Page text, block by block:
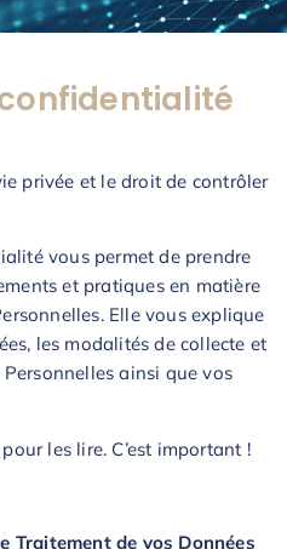
privée et le droit de contrôler
vous permet de prendre
et pratiques en matière
Elle vous explique
les modalités de collecte et
ainsi que vos
les lire. C’est important !
Traitement de vos Données